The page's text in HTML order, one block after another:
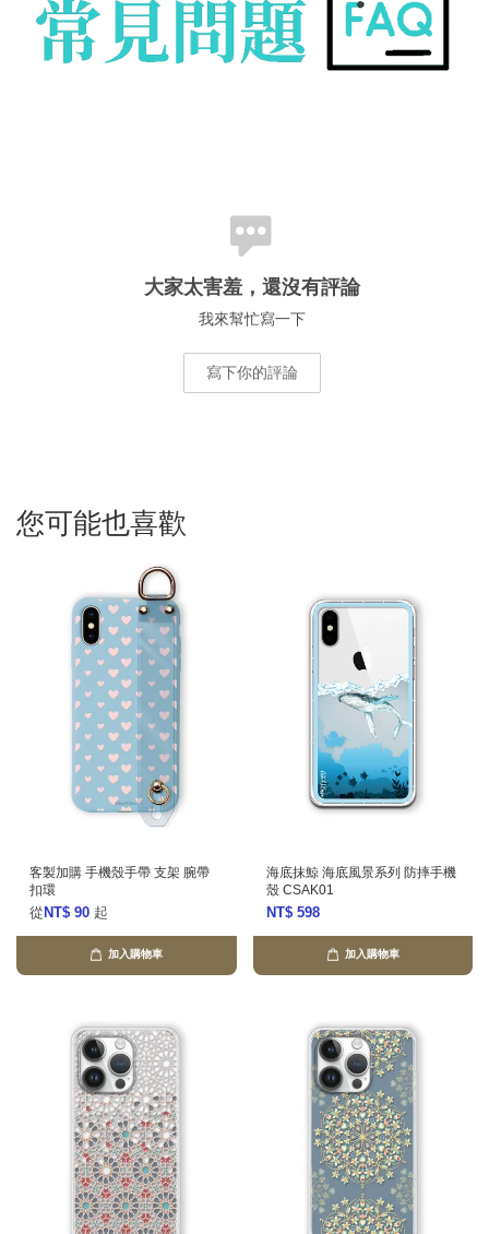
大家太害羞，還沒有評論
我來幫忙寫一下
寫下你的評論
您可能也喜歡
客製加購 手機殼手帶 支架 腕帶
扣環
從 NT$ 90 起
加入購物車
海底抹鯨 海底風景系列 防摔手機
殼 CSAK01
NT$ 598
加入購物車